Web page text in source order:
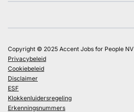
Copyright © 2025 Accent Jobs for People NV
Privacybeleid
Cookiebeleid
Disclaimer
ESF
Klokkenluidersregeling
Erkenningsnummers